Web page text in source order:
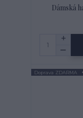
Dámská
Doprava ZDARMA